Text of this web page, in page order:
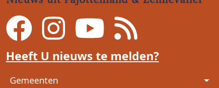
Heeft U nieuws te melden?
Voet
Gemeenten